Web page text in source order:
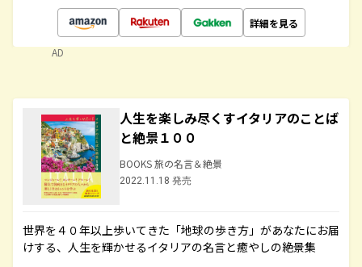
詳細を見る
AD
人生を楽しみ尽くすイタリアのことば
と絶景１００
BOOKS 旅の名言＆絶景
2022.11.18 発売
世界を４０年以上歩いてきた「地球の歩き方」があなたにお届
けする、人生を輝かせるイタリアの名言と癒やしの絶景集